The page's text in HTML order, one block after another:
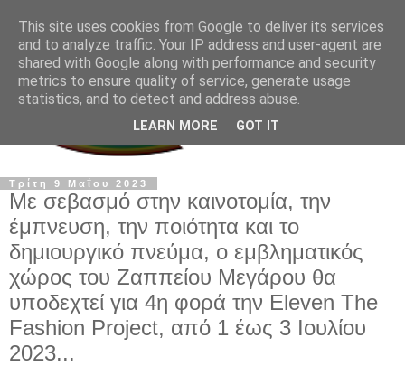
Τρίτη 9 Μαΐου 2023
Με σεβασμό στην καινοτομία, την
έμπνευση, την ποιότητα και το
δημιουργικό πνεύμα, ο εμβληματικός
χώρος του Ζαππείου Μεγάρου θα
υποδεχτεί για 4η φορά την Eleven The
Fashion Project, από 1 έως 3 Ιουλίου
2023...
This site uses cookies from Google to deliver its services
and to analyze traffic. Your IP address and user-agent are
shared with Google along with performance and security
metrics to ensure quality of service, generate usage
statistics, and to detect and address abuse.
LEARN MORE GOT IT